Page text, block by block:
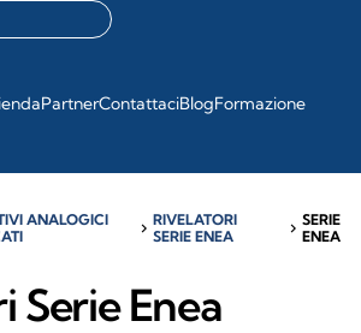
PartnerContattaciBlogFormazione
ANALOGICI
chevron_right RIVELATORI
SERIE ENEA
chevron_rightSERIE
ENEA
Serie Enea